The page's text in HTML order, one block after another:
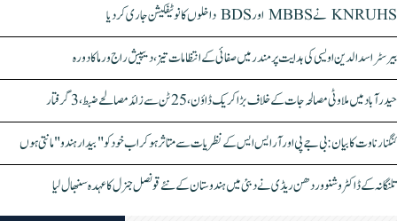
KNRUHS نے MBBS اور BDS داخلوں کا نوٹیفکیشن جاری کر دیا
بیرسٹر اسدالدین اویسی کی ہدایت پر مندر میں صفائی کے انتظامات تیز، دیپیش راج ورما کا دورہ
حیدرآباد میں ملاوٹی مصالحہ جات کے خلاف بڑا کریک ڈاؤن، 25 ٹن سے زائد مصالحے ضبط، 3 گرفتار
کنگنا رناوت کا بیان: بی جے پی اور آر ایس ایس کے نظریات سے متاثر ہو کر اب خود کو "بیدار ہندو" مانتی ہوں
تلنگانہ کے ڈاکٹر وشنو وردھن ریڈی نے دبئی میں ہندوستان کے نئے قونصل جنرل کا عہدہ سنبھال لیا